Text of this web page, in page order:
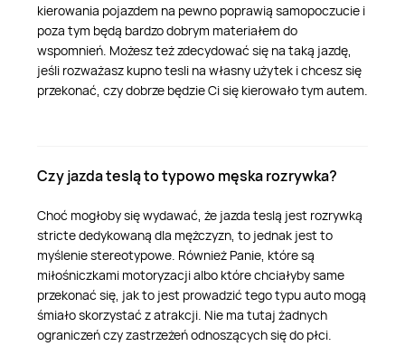
kierowania pojazdem na pewno poprawią samopoczucie i
poza tym będą bardzo dobrym materiałem do
wspomnień. Możesz też zdecydować się na taką jazdę,
jeśli rozważasz kupno tesli na własny użytek i chcesz się
przekonać, czy dobrze będzie Ci się kierowało tym autem.
Czy jazda teslą to typowo męska rozrywka?
Choć mogłoby się wydawać, że jazda teslą jest rozrywką
stricte dedykowaną dla mężczyzn, to jednak jest to
myślenie stereotypowe. Również Panie, które są
miłośniczkami motoryzacji albo które chciałyby same
przekonać się, jak to jest prowadzić tego typu auto mogą
śmiało skorzystać z atrakcji. Nie ma tutaj żadnych
ograniczeń czy zastrzeżeń odnoszących się do płci.